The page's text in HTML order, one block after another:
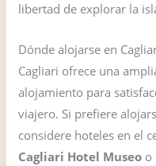
libertad de explorar la
Dónde alojarse en
Cagliari ofrece una
alojamiento para
viajero. Si prefiere
considere hoteles en el
Cagliari Hotel Museo o